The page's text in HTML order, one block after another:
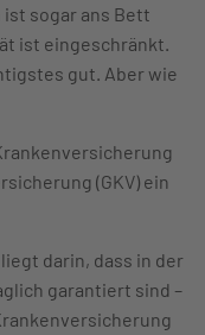
sogar ans Bett
ist eingeschränkt.
gut. Aber wie
(GKV) ein
darin, dass in der
garantiert sind –